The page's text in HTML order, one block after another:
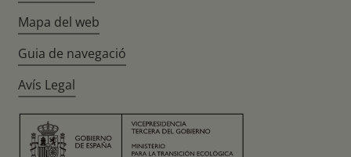
Mapa del web
Guia de navegació
Avís Legal